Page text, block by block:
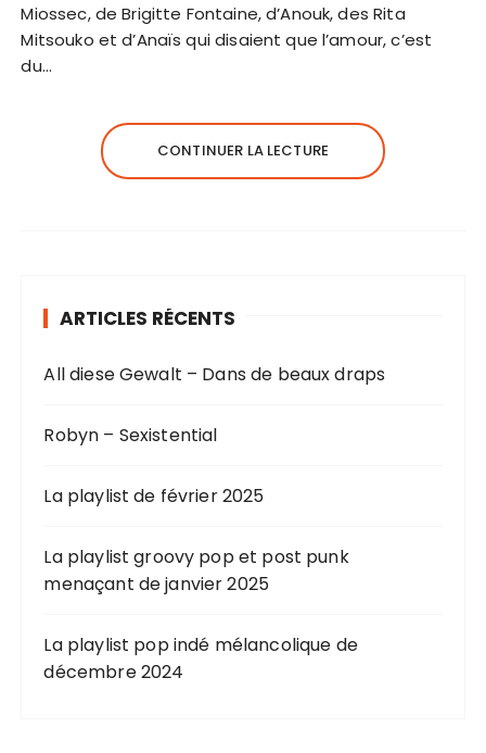
Miossec, de Brigitte Fontaine, d’Anouk, des Rita
Mitsouko et d’Anaïs qui disaient que l’amour, c’est
du…
CONTINUER LA LECTURE
ARTICLES RÉCENTS
All diese Gewalt – Dans de beaux draps
Robyn – Sexistential
La playlist de février 2025
La playlist groovy pop et post punk
menaçant de janvier 2025
La playlist pop indé mélancolique de
décembre 2024